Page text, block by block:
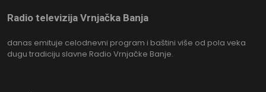
Radio televizija Vrnjačka Banja
danas emituje celodnevni program i baštini više od pola veka
dugu tradiciju slavne Radio Vrnjačke Banje.